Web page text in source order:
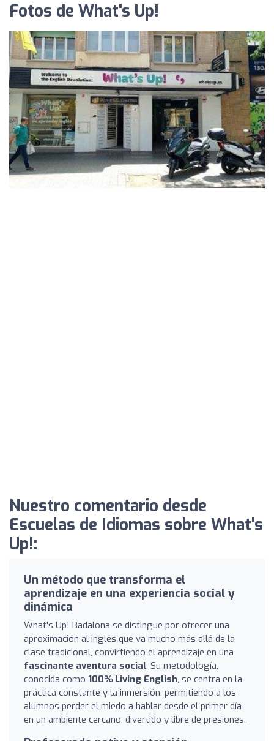
Fotos de What's Up!
Nuestro comentario desde
Escuelas de Idiomas sobre What's
Up!:
Un método que transforma el
aprendizaje en una experiencia social y
dinámica
What's Up! Badalona se distingue por ofrecer una
aproximación al inglés que va mucho más allá de la
clase tradicional, convirtiendo el aprendizaje en una
fascinante aventura social. Su metodología,
conocida como 100% Living English, se centra en la
práctica constante y la inmersión, permitiendo a los
alumnos perder el miedo a hablar desde el primer día
en un ambiente cercano, divertido y libre de presiones.